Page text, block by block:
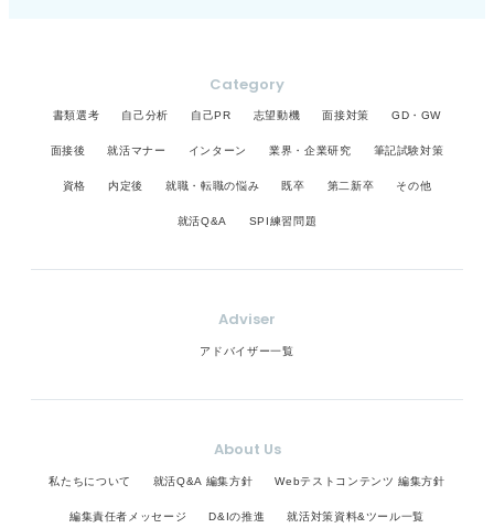
Category
書類選考 自己分析 自己PR 志望動機 面接対策 GD・GW
面接後 就活マナー インターン 業界・企業研究 筆記試験対策
資格 内定後 就職・転職の悩み 既卒 第二新卒 その他
就活Q&A SPI練習問題
Adviser
アドバイザー一覧
About Us
私たちについて 就活Q&A 編集方針 Webテストコンテンツ 編集方針
編集責任者メッセージ D&Iの推進 就活対策資料&ツール一覧